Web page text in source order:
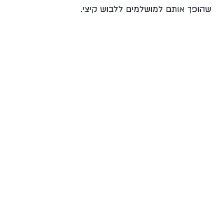
שהופך אותם למושלמים ללבוש קיצי.